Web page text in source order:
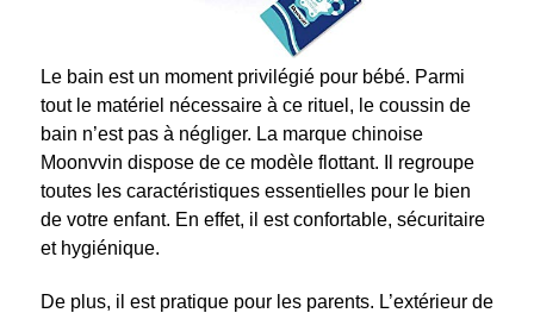
Le bain est un moment privilégié pour bébé. Parmi
tout le matériel nécessaire à ce rituel, le coussin de
bain n’est pas à négliger. La marque chinoise
Moonvvin dispose de ce modèle flottant. Il regroupe
toutes les caractéristiques essentielles pour le bien
de votre enfant. En effet, il est confortable, sécuritaire
et hygiénique.
De plus, il est pratique pour les parents. L’extérieur de